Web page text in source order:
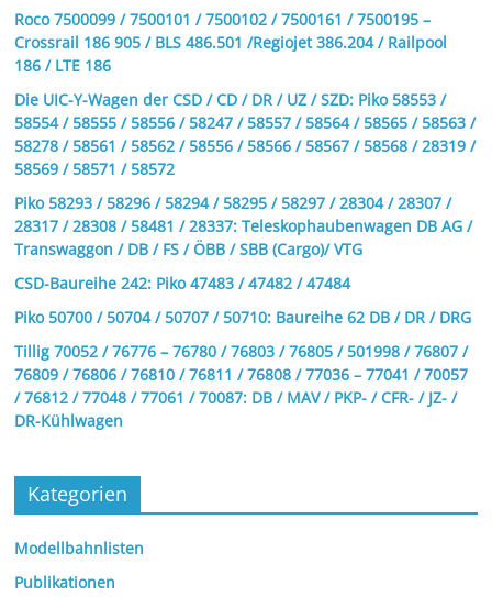
Roco 7500099 / 7500101 / 7500102 / 7500161 / 7500195 –
Crossrail 186 905 / BLS 486.501 /Regiojet 386.204 / Railpool
186 / LTE 186
Die UIC-Y-Wagen der CSD / CD / DR / UZ / SZD: Piko 58553 /
58554 / 58555 / 58556 / 58247 / 58557 / 58564 / 58565 / 58563 /
58278 / 58561 / 58562 / 58556 / 58566 / 58567 / 58568 / 28319 /
58569 / 58571 / 58572
Piko 58293 / 58296 / 58294 / 58295 / 58297 / 28304 / 28307 /
28317 / 28308 / 58481 / 28337: Teleskophaubenwagen DB AG /
Transwaggon / DB / FS / ÖBB / SBB (Cargo)/ VTG
CSD-Baureihe 242: Piko 47483 / 47482 / 47484
Piko 50700 / 50704 / 50707 / 50710: Baureihe 62 DB / DR / DRG
Tillig 70052 / 76776 – 76780 / 76803 / 76805 / 501998 / 76807 /
76809 / 76806 / 76810 / 76811 / 76808 / 77036 – 77041 / 70057
/ 76812 / 77048 / 77061 / 70087: DB / MAV / PKP- / CFR- / JZ- /
DR-Kühlwagen
Kategorien
Modellbahnlisten
Publikationen